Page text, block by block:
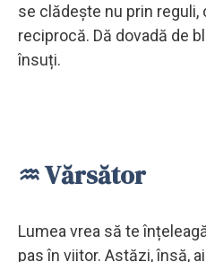
se clădește nu prin reguli,
reciprocă. Dă dovadă de
însuți.
♒ Vărsător
Lumea vrea să te
pas în viitor. Astăzi, însă,